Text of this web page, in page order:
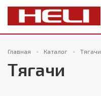
Главная Каталог Тягачи
Тягачи